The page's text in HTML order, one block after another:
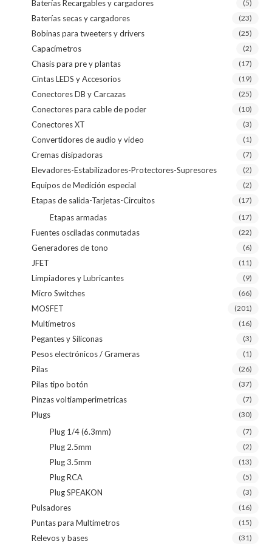
Baterías Recargables y cargadores (5)
Baterías secas y cargadores (23)
Bobinas para tweeters y drivers (25)
Capacímetros (2)
Chasis para pre y plantas (17)
Cintas LEDS y Accesorios (19)
Conectores DB y Carcazas (25)
Conectores para cable de poder (10)
Conectores XT (3)
Convertidores de audio y video (1)
Cremas disipadoras (7)
Elevadores-Estabilizadores-Protectores-Supresores (2)
Equipos de Medición especial (2)
Etapas de salida-Tarjetas-Circuitos (17)
Etapas armadas (17)
Fuentes osciladas conmutadas (22)
Generadores de tono (6)
JFET (11)
Limpiadores y Lubricantes (9)
Micro Switches (66)
MOSFET (201)
Multímetros (16)
Pegantes y Siliconas (3)
Pesos electrónicos / Grameras (1)
Pilas (26)
Pilas tipo botón (37)
Pinzas voltiamperimetricas (7)
Plugs (30)
Plug 1/4 (6.3mm) (7)
Plug 2.5mm (2)
Plug 3.5mm (13)
Plug RCA (5)
Plug SPEAKON (3)
Pulsadores (16)
Puntas para Multímetros (15)
Relevos y bases (31)